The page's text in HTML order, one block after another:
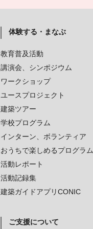
体験する・まなぶ
教育普及活動
講演会、シンポジウム
ワークショップ
ユースプロジェクト
建築ツアー
学校プログラム
インターン、ボランティア
おうちで楽しめるプログラム
活動レポート
活動記録集
建築ガイドアプリCONIC
ご支援について